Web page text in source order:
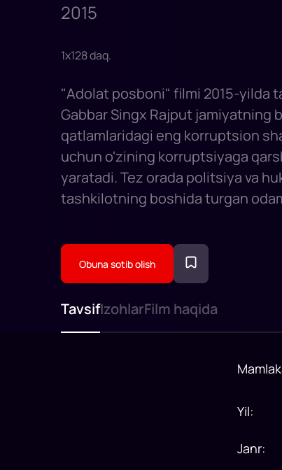
2015
1x128daq.
"Adolat posboni" filmi 2015-yilda
Gabbar Singx Rajput jamiyatning
qatlamlaridagi eng korruptsion
uchun o'zining korruptsiyaga
yaratadi. Tez orada politsiya va
tashkilotning boshida turgan
Obuna sotib olish
TavsifIzohlarFilm haqida
Yil:
Janr: